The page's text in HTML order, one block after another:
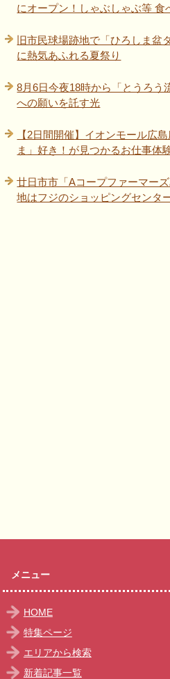
にオープン！しゃぶしゃぶ等 食
旧市民球場跡地で「ひろしま盆
に熱気あふれる夏祭り
8月6日今夜18時から「とうろう
への願いを託す光
【2日間開催】イオンモール広
ま」好き！が見つかるお仕事体
廿日市市「Aコープファーマー
地はフジのショッピングセンタ
メニュー
HOME
特集ページ
エリアから検索
新着記事一覧